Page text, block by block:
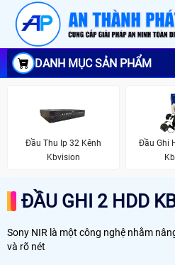
DANH MỤC SẢN PHẨM
Đầu Thu Ip 32 Kênh
Kbvision
Đầu Ghi
ĐẦU GHI 2 HDD
Sony NIR là một công nghệ nhằm
và rõ nét